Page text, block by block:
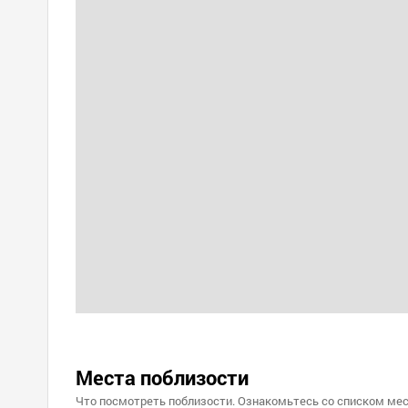
Места поблизости
Что посмотреть поблизости. Ознакомьтесь со списком